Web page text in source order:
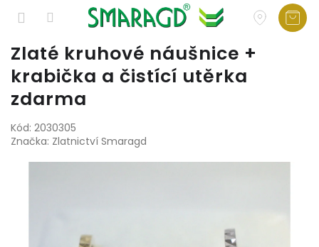
Přejít
na
obsah
Zlaté kruhové náušnice +
krabička a čistící utěrka
zdarma
Kód: 2030305
Značka: Zlatnictví Smaragd